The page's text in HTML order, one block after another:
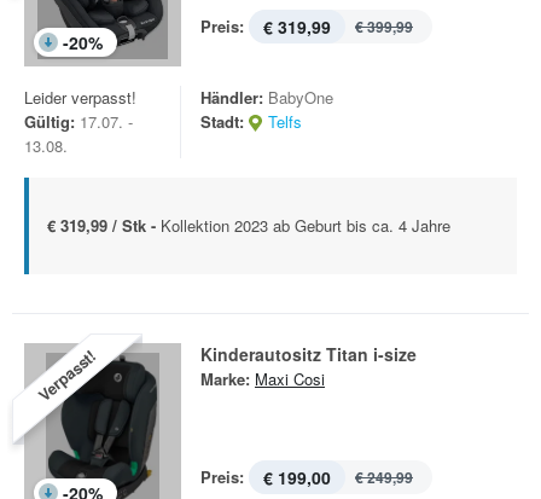
-20%
Preis: € 319,99 € 399,99
Leider verpasst!
Gültig: 17.07. -
13.08.
Händler: BabyOne
Stadt:
Telfs
€ 319,99 / Stk - Kollektion 2023 ab Geburt bis ca. 4 Jahre
Verpasst!
-20%
Kinderautositz Titan i-size
Marke: Maxi Cosi
Preis: € 199,00 € 249,99